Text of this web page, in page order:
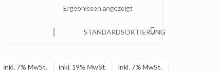
Ergebnissen angezeigt
STANDARDSORTIERUNG
inkl. 7% MwSt. inkl. 19% MwSt. inkl. 7% MwSt.